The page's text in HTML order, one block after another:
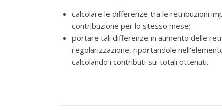
calcolare le differenze tra le retribuzioni
contribuzione per lo stesso mese;
portare tali differenze in aumento delle
regolarizzazione, riportandole
calcolando i contributi sui totali ottenuti.